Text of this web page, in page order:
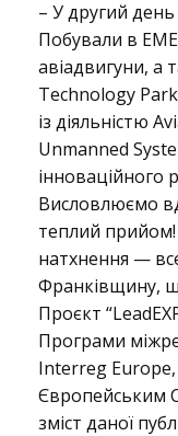
в
и
й
п
р
– У другий день
Побували в
авіадвигуни, а
Technology
із діяльністю
Unmanned
інноваційного
Висловлюємо
теплий прийом!
натхнення —
Франківщину,
Проєкт
Програми
Interreg Europe,
Європейським
зміст даної